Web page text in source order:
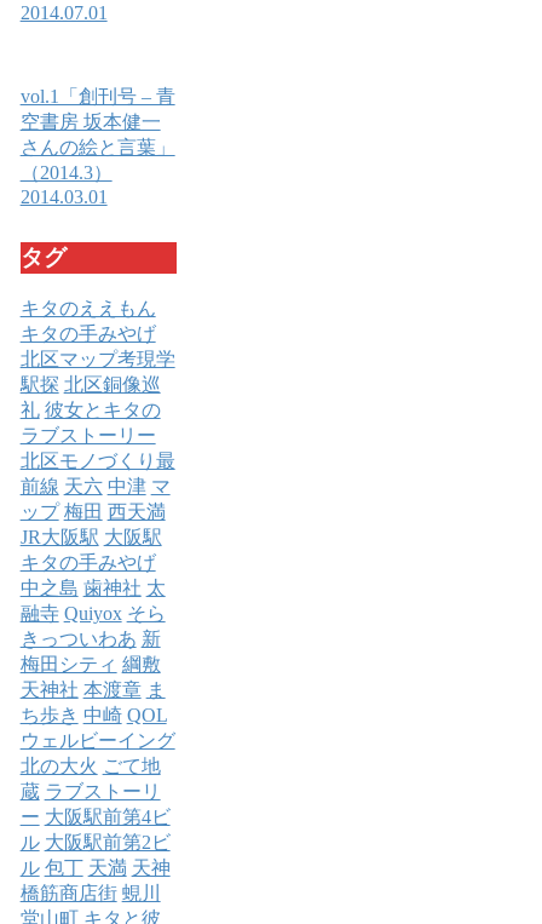
2014.07.01
vol.1「創刊号 – 青
空書房 坂本健一
さんの絵と言葉」
（2014.3）
2014.03.01
タグ
キタのええもん
キタの手みやげ
北区マップ考現学
駅探 北区銅像巡
礼 彼女とキタの
ラブストーリー
北区モノづくり最
前線 天六 中津 マ
ップ 梅田 西天満
JR大阪駅 大阪駅
キタの手みやげ
中之島 歯神社 太
融寺 Quiyox そら
きっついわあ 新
梅田シティ 綱敷
天神社 本渡章 ま
ち歩き 中崎 QOL
ウェルビーイング
北の大火 ごて地
蔵 ラブストーリ
ー 大阪駅前第4ビ
ル 大阪駅前第2ビ
ル 包丁 天満 天神
橋筋商店街 蜆川
堂山町 キタと彼